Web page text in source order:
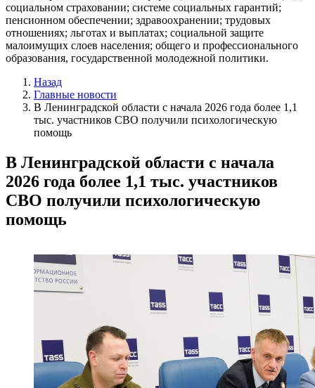
социальном страховании; системе социальных гарантий;
пенсионном обеспечении; здравоохранении; трудовых
отношениях; льготах и выплатах; социальной защите
малоимущих слоев населения; общего и профессионального
образования, государственной молодежной политики.
Назад
Главные новости
В Ленинградской области с начала 2026 года более 1,1
тыс. участников СВО получили психологическую
помощь
В Ленинградской области с начала
2026 года более 1,1 тыс. участников
СВО получили психологическую
помощь